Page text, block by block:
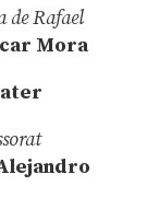
de Rafael
Mora